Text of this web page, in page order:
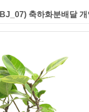
축하화분배달